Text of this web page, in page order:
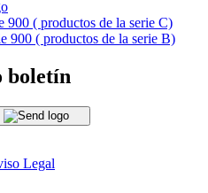
900 ( productos de la serie C)
900 ( productos de la serie B)
boletín
Legal